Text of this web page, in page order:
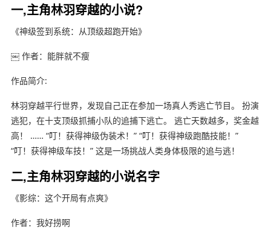
一,主角林羽穿越的小说?
《神级签到系统：从顶级超跑开始》
￼ 作者：能胖就不瘦
作品简介:
林羽穿越平行世界，发现自己正在参加一场真人秀逃亡节目。 扮演
逃犯，在十支顶级抓捕小队的追捕下逃亡。 逃亡天数越多，奖金越
高！ …… “叮！获得神级伪装术！” “叮！获得神级跑酷技能！”
“叮！获得神级车技！” 这是一场挑战人类身体极限的追与逃！
二,主角林羽穿越的小说名字
《影综：这个开局有点爽》
作者：我好捞啊